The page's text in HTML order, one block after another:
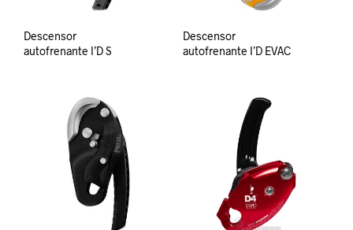
Descensor
autofrenante I’D S
Descensor
autofrenante I’D EVAC